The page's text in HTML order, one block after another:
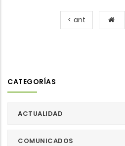
< ant
CATEGORÍAS
ACTUALIDAD
COMUNICADOS